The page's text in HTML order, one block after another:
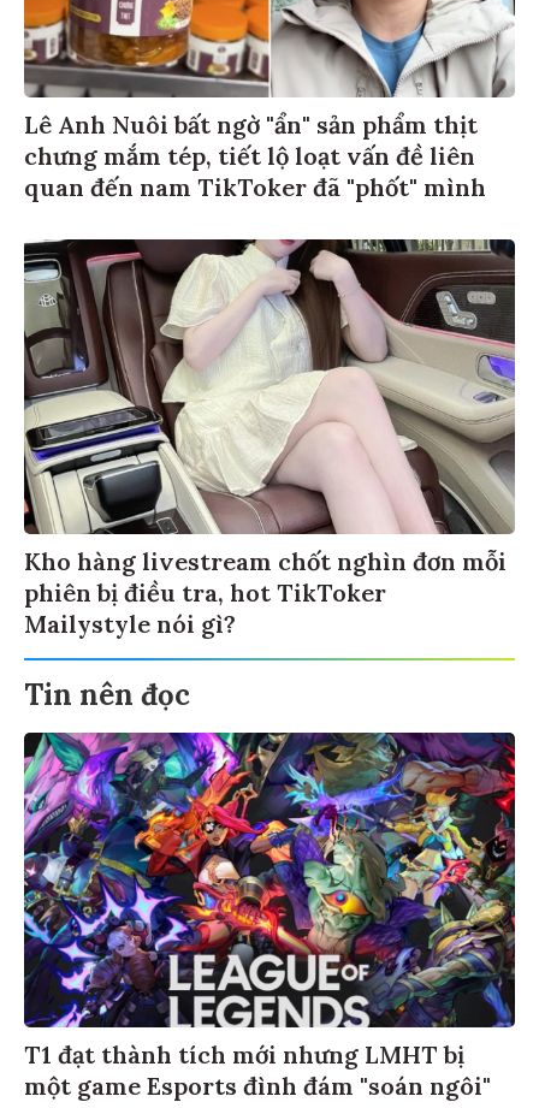
Lê Anh Nuôi bất ngờ "ẩn" sản phẩm thịt
chưng mắm tép, tiết lộ loạt vấn đề liên
quan đến nam TikToker đã "phốt" mình
Kho hàng livestream chốt nghìn đơn mỗi
phiên bị điều tra, hot TikToker
Mailystyle nói gì?
Tin nên đọc
T1 đạt thành tích mới nhưng LMHT bị
một game Esports đình đám "soán ngôi"